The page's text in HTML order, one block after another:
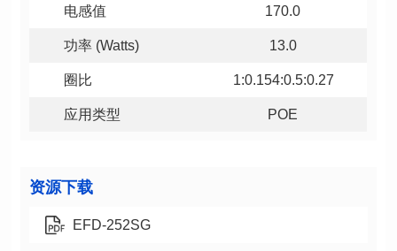
电感值 170.0
功率 (Watts) 13.0
圈比 1:0.154:0.5:0.27
应用类型 POE
资源下载
EFD-252SG